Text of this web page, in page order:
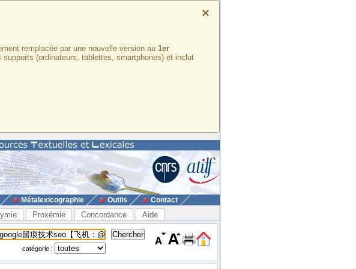
×
remplacée par une nouvelle version au 1er
(ordinateurs, tablettes, smartphones) et inclut
Métalexicographie Outils Contact
Proxémie Concordance Aide
catégorie :